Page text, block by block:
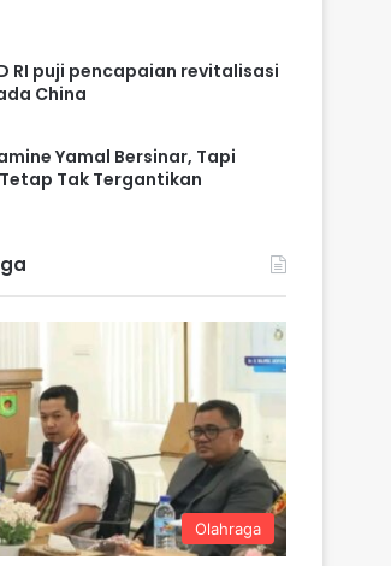
RI puji pencapaian revitalisasi
China
Yamal Bersinar, Tapi
Tak Tergantikan
Olahraga